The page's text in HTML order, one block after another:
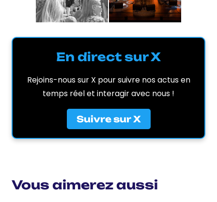
En direct sur X
Rejoins-nous sur X pour suivre nos actus en
temps réel et interagir avec nous !
Suivre sur X
Vous aimerez aussi